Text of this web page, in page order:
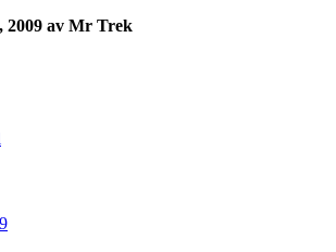
2009 av Mr Trek